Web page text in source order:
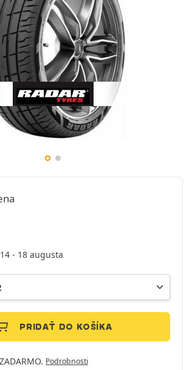
- 18 augusta
PRIDAŤ DO KOŠÍKA
Podrobnosti